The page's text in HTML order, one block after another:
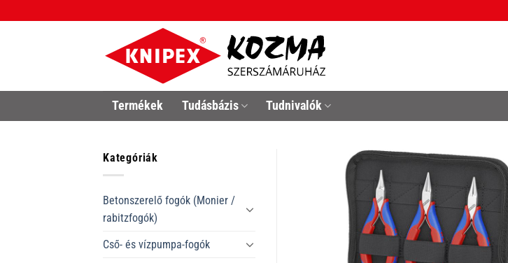
to
Termékek Tudásbázis Tudnivalók
Kategóriák
Betonszerelő fogók (Monier /
rabitzfogók)
Cső- és vízpumpa-fogók